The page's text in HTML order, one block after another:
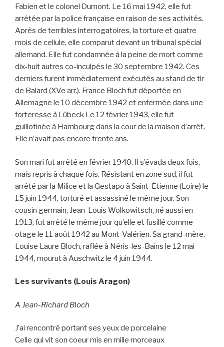
Fabien et le colonel Dumont. Le 16 mai 1942, elle fut
arrêtée par la police française en raison de ses activités.
Après de terribles interrogatoires, la torture et quatre
mois de cellule, elle comparut devant un tribunal spécial
allemand. Elle fut condamnée à la peine de mort comme
dix-huit autres co-inculpés le 30 septembre 1942. Ces
derniers furent immédiatement exécutés au stand de tir
de Balard (XVe arr.). France Bloch fut déportée en
Allemagne le 10 décembre 1942 et enfermée dans une
forteresse à Lübeck Le 12 février 1943, elle fut
guillotinée à Hambourg dans la cour de la maison d’arrêt,
Elle n’avait pas encore trente ans.
Son mari fut arrêté en février 1940. Il s’évada deux fois,
mais repris à chaque fois. Résistant en zone sud, il fut
arrêté par la Milice et la Gestapo à Saint-Étienne (Loire) le
15 juin 1944, torturé et assassiné le même jour. Son
cousin germain, Jean-Louis Wolkowitsch, né aussi en
1913, fut arrêté le même jour qu’elle et fusillé comme
otage le 11 août 1942 au Mont-Valérien. Sa grand-mère,
Louise Laure Bloch, raflée à Néris-les-Bains le 12 mai
1944, mourut à Auschwitz le 4 juin 1944.
Les survivants (Louis Aragon)
A Jean-Richard Bloch
J’ai rencontré portant ses yeux de porcelaine
Celle qui vit son coeur mis en mille morceaux